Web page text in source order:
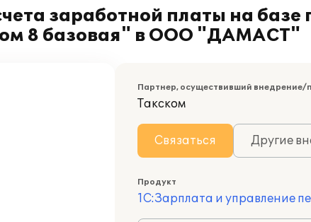
заработной платы на
8 базовая" в ООО "ДАМАСТ"
Партнер, осуществивший внедрение/
Такском
Связаться Другие
Продукт
1С:Зарплата и управление